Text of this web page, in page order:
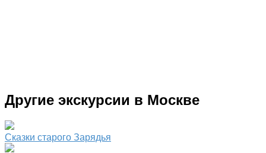
Другие экскурсии в Москве
Сказки старого Зарядья